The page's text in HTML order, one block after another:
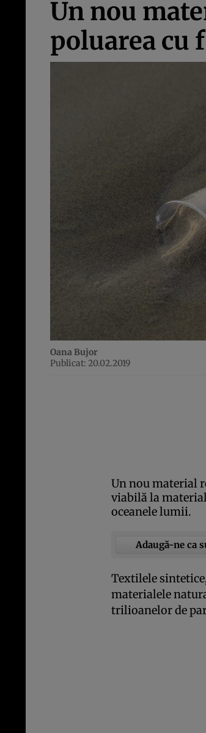
Un nou
poluarea cu
Oana Bujor
Publicat: 20.02.2019
Un nou material
viabilă la
oceanele lumii.
Adaugă-ne ca
Textilele
materialele
trilioanelor de